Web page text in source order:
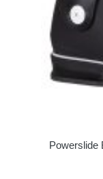
Powerslide